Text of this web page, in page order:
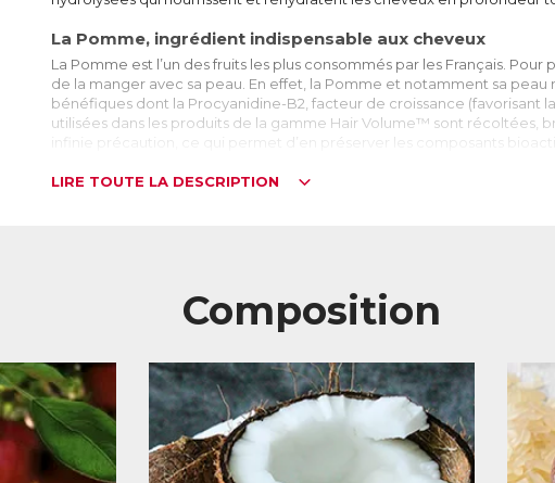
La Pomme, ingrédient indispensable aux cheveux
La Pomme est l’un des fruits les plus consommés par les Français.
de la manger avec sa peau. En effet, la Pomme et notamment sa
bénéfiques dont la Procyanidine-B2, facteur de croissance (favorisant
utilisées dans les produits de la gamme Hair Volume™ sont récoltées,
infinie précaution, ce qui permet d’en préserver les composants
Les protéines de Riz permettent de maintenir l’hydratation des
Elles aident également à faciliter le coiffage en gainant la fibre
hydrolysées ("découpées" en petits morceaux), ce qui facilite leur
ACL :6302045
EAN :5021807005086
LIRE TOUTE LA DESCRIPTION
Composition